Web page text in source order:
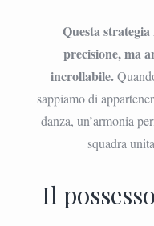
Questa
precisione, ma
incrollabile.
sappiamo di
danza, un’armonia
squadra
Il